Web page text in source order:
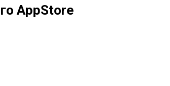
AppStore